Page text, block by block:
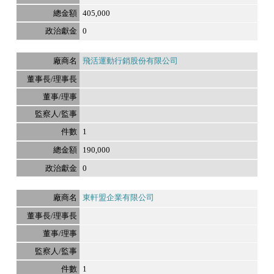
405,000
0
飛活運動行銷股份有限公司
1
190,000
0
東軒盟企業有限公司
1